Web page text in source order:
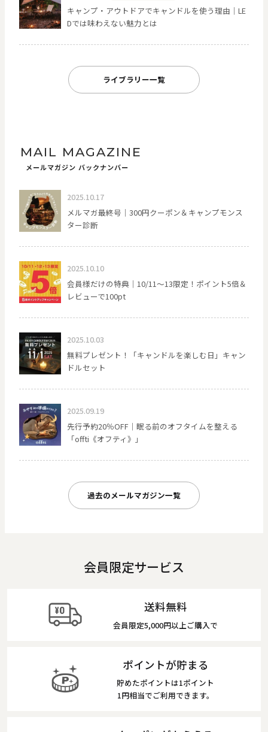
キャンプ・アウトドアでキャンドルを使う理由｜LE
Dでは味わえない魅力とは
ライブラリー一覧
MAIL MAGAZINE
メールマガジン バックナンバー
2025.10.17
メルマガ最終号｜300円クーポン＆キャンプモンス
ター診断
2025.10.10
会員様だけの特典｜10/11〜13限定！ポイント5倍＆
レビューで100pt
2025.10.03
無料プレゼント！「キャンドルを楽しむ日」キャン
ドルセット
2025.09.19
先行予約20％OFF｜眠る前のオフタイムを整える
「offti《オフティ》」
過去のメールマガジン一覧
会員限定サービス
送料無料
会員限定5,000円以上ご購入で
ポイントが貯まる
貯めたポイントは1ポイント
1円相当でご利用できます。